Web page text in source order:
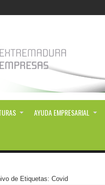
AYUDA EMPRESARIAL
de Etiquetas: Covid